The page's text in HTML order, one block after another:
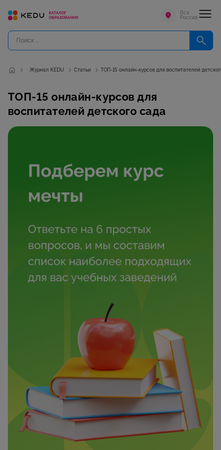
Вся
Россия
Журнал KEDU Статьи ТОП-15 онлайн-курсов для воспитателей
ТОП-15 онлайн-курсов для
воспитателей детского сада